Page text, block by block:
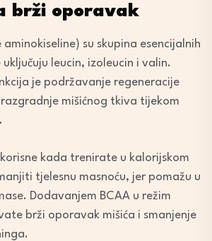
brži oporavak
su skupina esencijalnih
leucin, izoleucin i valin.
je podržavanje regeneracije
razgradnje mišićnog tkiva tijekom
korisne kada trenirate u kalorijskom
tjelesnu masnoću, jer pomažu u
Dodavanjem BCAA u režim
brži oporavak mišića i smanjenje